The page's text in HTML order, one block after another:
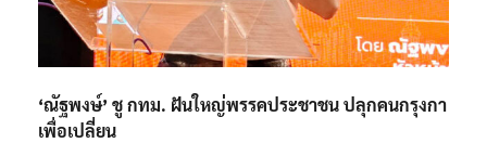
‘ณัฐพงษ์’ ชู กทม. ฝันใหญ่พรรคประชาชน ปลุกคนกรุงกา
เพื่อเปลี่ยน